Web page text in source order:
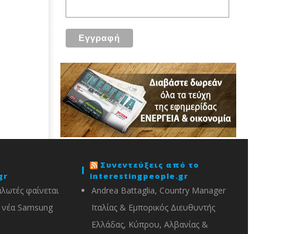
φαίνεται
νέα Samsung
Συνεντεύξεις από το
interestingpeople.gr
Andrea Battaglia, Country Manager
Ιταλίας & Εμπορικός Διευθυντής
Ελλάδας, Κύπρου, Αλβανίας &